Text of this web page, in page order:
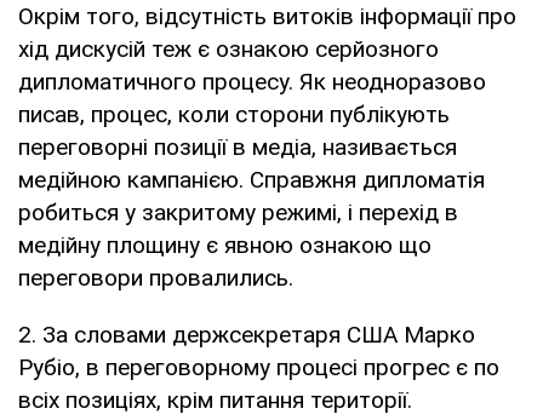
Окрім того, відсутність витоків інформації про
хід дискусій теж є ознакою серйозного
дипломатичного процесу. Як неодноразово
писав, процес, коли сторони публікують
переговорні позиції в медіа, називається
медійною кампанією. Справжня дипломатія
робиться у закритому режимі, і перехід в
медійну площину є явною ознакою що
переговори провалились.
2. За словами держсекретаря США Марко
Рубіо, в переговорному процесі прогрес є по
всіх позиціях, крім питання території.